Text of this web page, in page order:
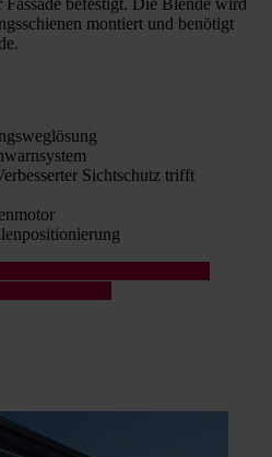
Fassade befestigt. Die Blende wird
montiert und benötigt
Sichtschutz trifft